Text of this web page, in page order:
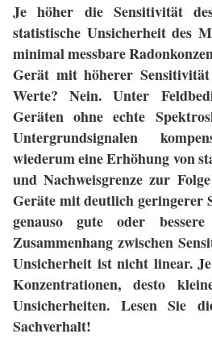
Je höher die Sensitivität
statistische Unsicherheit des
minimal messbare
Gerät mit höherer
Werte? Nein. Unter
Geräten ohne echte
Untergrundsignalen
wiederum eine Erhöhung von
und Nachweisgrenze zur
Geräte mit deutlich geringerer
genauso gute oder bessere
Zusammenhang zwischen
Unsicherheit ist nicht linear.
Konzentrationen, desto
Unsicherheiten. Lesen Sie
Sachverhalt!